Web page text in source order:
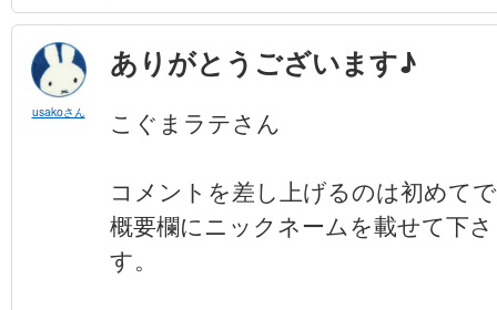
usakoさん
ありがとうございます♪
こぐまラテさん
コメントを差し上げるのは初めて
概要欄にニックネームを載せて下
す。